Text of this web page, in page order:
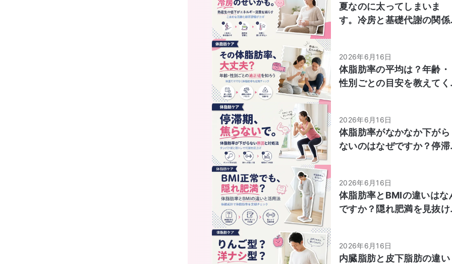
夏なのに太ってしまいま
す。冷房と基礎代謝の関係
い。
2026年6月16日
体脂肪率の平均は？年齢・
性別ごとの目安を教えてく
2026年6月16日
体脂肪率がなかなか下がら
ないのはなぜですか？停滞
2026年6月16日
体脂肪率とBMIの違いはな
ですか？隠れ肥満を見抜け
2026年6月16日
内臓脂肪と皮下脂肪の違い